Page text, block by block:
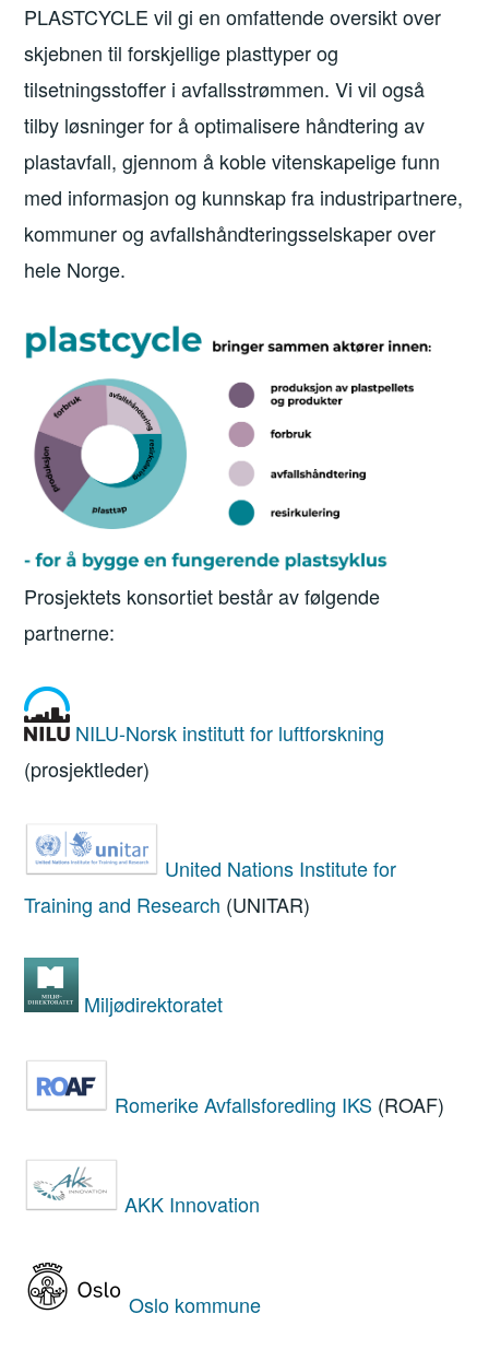
PLASTCYCLE vil gi en omfattende oversikt over
skjebnen til forskjellige plasttyper og
tilsetningsstoffer i avfallsstrømmen. Vi vil også
tilby løsninger for å optimalisere håndtering av
plastavfall, gjennom å koble vitenskapelige funn
med informasjon og kunnskap fra industripartnere,
kommuner og avfallshåndteringsselskaper over
hele Norge.
Prosjektets konsortiet består av følgende
partnerne:
NILU-Norsk institutt for luftforskning
(prosjektleder)
United Nations Institute for
Training and Research (UNITAR)
Miljødirektoratet
Romerike Avfallsforedling IKS (ROAF)
AKK Innovation
Oslo kommune